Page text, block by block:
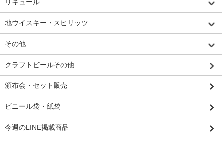
リキュール
地ウイスキー・スピリッツ
その他
クラフトビールその他
頒布会・セット販売
ビニール袋・紙袋
今週のLINE掲載商品